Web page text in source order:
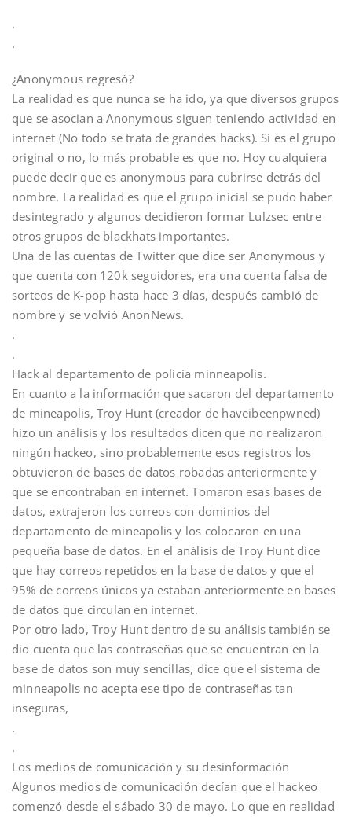
.
.
¿Anonymous regresó?
La realidad es que nunca se ha ido, ya que diversos grupos
que se asocian a Anonymous siguen teniendo actividad en
internet (No todo se trata de grandes hacks). Si es el grupo
original o no, lo más probable es que no. Hoy cualquiera
puede decir que es anonymous para cubrirse detrás del
nombre. La realidad es que el grupo inicial se pudo haber
desintegrado y algunos decidieron formar Lulzsec entre
otros grupos de blackhats importantes.
Una de las cuentas de Twitter que dice ser Anonymous y
que cuenta con 120k seguidores, era una cuenta falsa de
sorteos de K-pop hasta hace 3 días, después cambió de
nombre y se volvió AnonNews.
.
.
Hack al departamento de policía minneapolis.
En cuanto a la información que sacaron del departamento
de mineapolis, Troy Hunt (creador de haveibeenpwned)
hizo un análisis y los resultados dicen que no realizaron
ningún hackeo, sino probablemente esos registros los
obtuvieron de bases de datos robadas anteriormente y
que se encontraban en internet. Tomaron esas bases de
datos, extrajeron los correos con dominios del
departamento de mineapolis y los colocaron en una
pequeña base de datos. En el análisis de Troy Hunt dice
que hay correos repetidos en la base de datos y que el
95% de correos únicos ya estaban anteriormente en bases
de datos que circulan en internet.
Por otro lado, Troy Hunt dentro de su análisis también se
dio cuenta que las contraseñas que se encuentran en la
base de datos son muy sencillas, dice que el sistema de
minneapolis no acepta ese tipo de contraseñas tan
inseguras,
.
.
Los medios de comunicación y su desinformación
Algunos medios de comunicación decían que el hackeo
comenzó desde el sábado 30 de mayo. Lo que en realidad